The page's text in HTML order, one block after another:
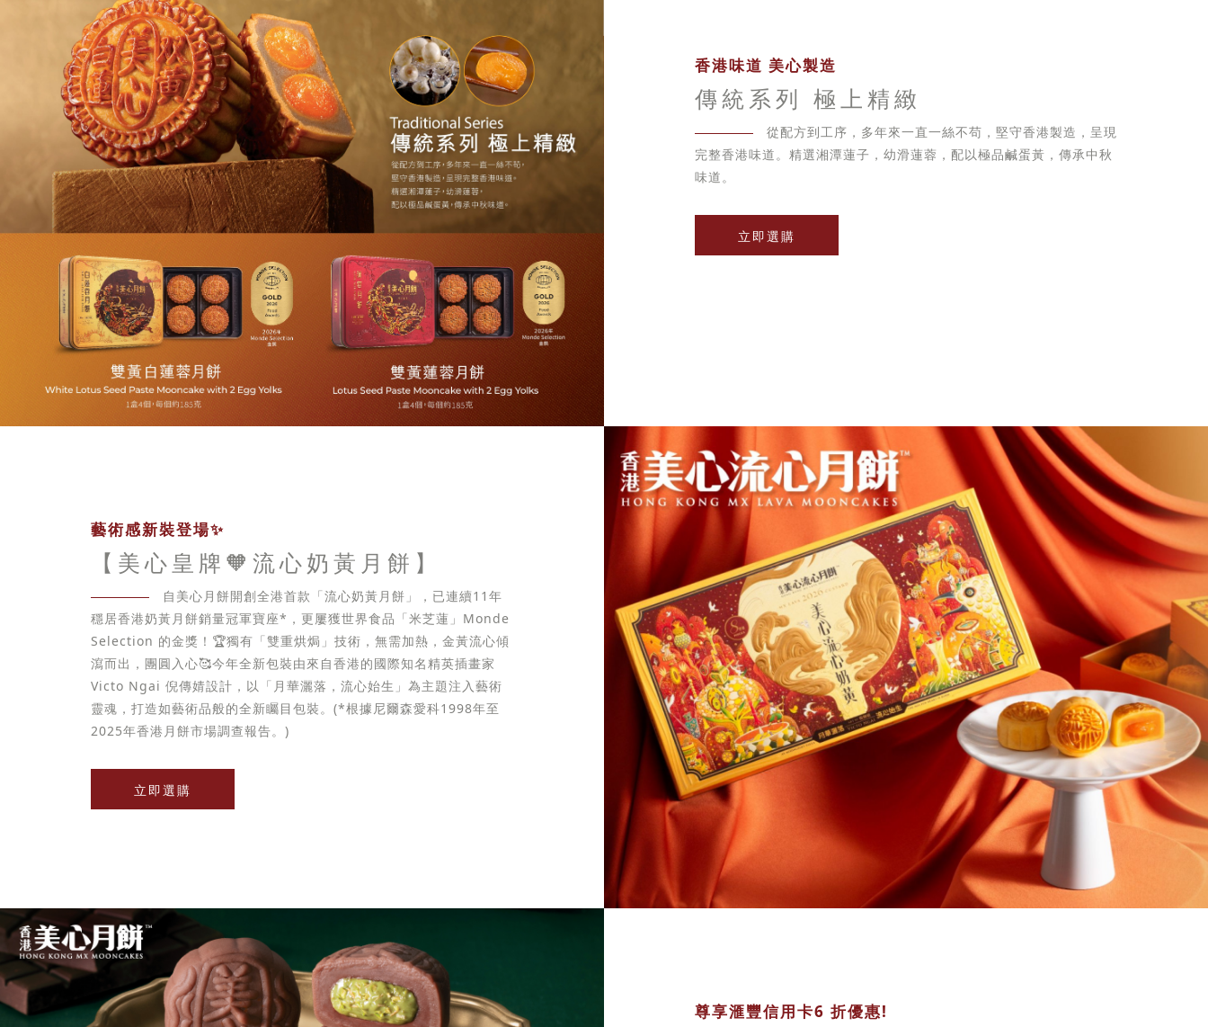
香港味道 美心製造
傳統系列 極上精緻
從配方到工序，多年來一直一絲不苟，堅守香港製造，呈現
完整香港味道。精選湘潭蓮子，幼滑蓮蓉，配以極品鹹蛋黃，傳承中秋
味道。
立即選購
藝術感新裝登場✨
【美心皇牌🧡流心奶黃月餅】
自美心月餅開創全港首款「流心奶黃月餅」，已連續11年
穩居香港奶黃月餅銷量冠軍寶座*，更屢獲世界食品「米芝蓮」Monde
Selection 的金獎！🏆獨有「雙重烘焗」技術，無需加熱，金黃流心傾
瀉而出，團圓入心🥰今年全新包裝由來自香港的國際知名精英插畫家
Victo Ngai 倪傳婧設計，以「月華灑落，流心始生」為主題注入藝術
靈魂，打造如藝術品般的全新矚目包裝。(*根據尼爾森愛科1998年至
2025年香港月餅市場調查報告。)
立即選購
尊享滙豐信用卡6 折優惠!